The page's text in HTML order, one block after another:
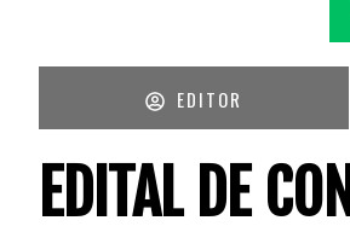
EDITOR
EDITAL DE